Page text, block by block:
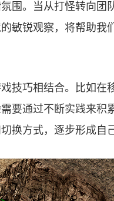
围。当从打怪转向团
敏锐观察，将帮助我
技巧相结合。比如在
要通过不断实践来积
换方式，逐步形成自